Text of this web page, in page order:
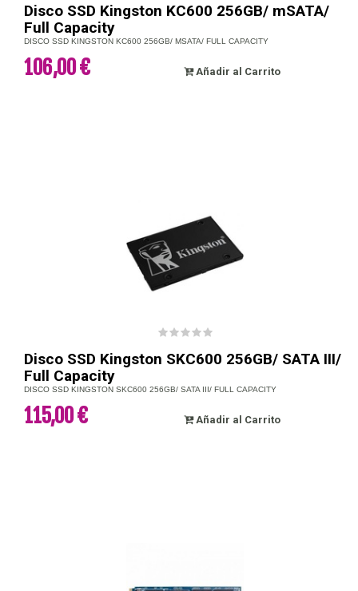
Disco SSD Kingston KC600 256GB/ mSATA/
Full Capacity
DISCO SSD KINGSTON KC600 256GB/ MSATA/ FULL CAPACITY
106,00 € Añadir al Carrito
Disco SSD Kingston SKC600 256GB/ SATA III/
Full Capacity
DISCO SSD KINGSTON SKC600 256GB/ SATA III/ FULL CAPACITY
115,00 € Añadir al Carrito